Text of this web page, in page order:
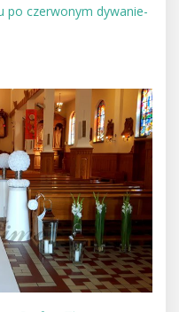
po czerwonym dywanie-